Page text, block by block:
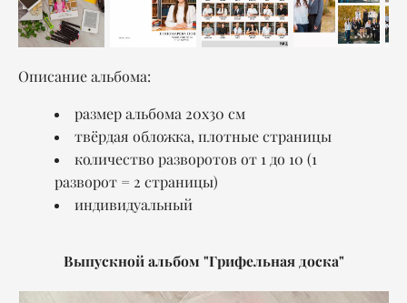
Описание альбома:
размер альбома 20x30 см
твёрдая обложка, плотные страницы
количество разворотов от 1 до 10 (1
разворот = 2 страницы)
индивидуальный
Выпускной альбом "Грифельная доска"